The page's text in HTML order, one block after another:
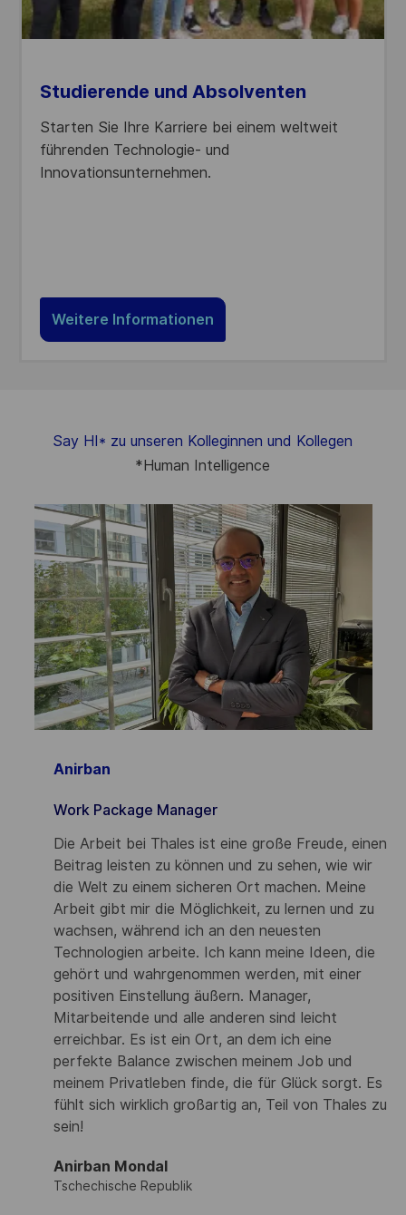
Studierende und Absolventen
Starten Sie Ihre Karriere bei einem weltweit
führenden Technologie- und
Innovationsunternehmen.
Weitere Informationen
Say HI* zu unseren Kolleginnen und Kollegen
*Human Intelligence
Anirban
Work Package Manager
Die Arbeit bei Thales ist eine große Freude, einen
Beitrag leisten zu können und zu sehen, wie wir
die Welt zu einem sicheren Ort machen. Meine
Arbeit gibt mir die Möglichkeit, zu lernen und zu
wachsen, während ich an den neuesten
Technologien arbeite. Ich kann meine Ideen, die
gehört und wahrgenommen werden, mit einer
positiven Einstellung äußern. Manager,
Mitarbeitende und alle anderen sind leicht
erreichbar. Es ist ein Ort, an dem ich eine
perfekte Balance zwischen meinem Job und
meinem Privatleben finde, die für Glück sorgt. Es
fühlt sich wirklich großartig an, Teil von Thales zu
sein!
Anirban Mondal
Tschechische Republik